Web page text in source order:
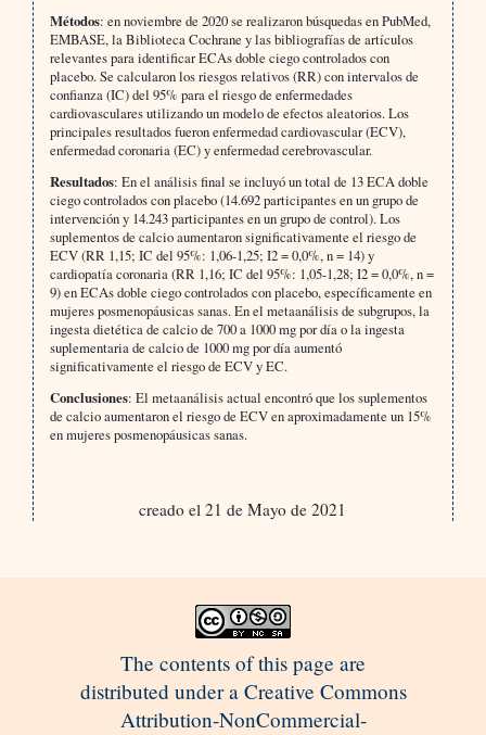
Métodos: en noviembre de 2020 se realizaron búsquedas en PubMed,
EMBASE, la Biblioteca Cochrane y las bibliografías de artículos
relevantes para identificar ECAs doble ciego controlados con
placebo. Se calcularon los riesgos relativos (RR) con intervalos de
confianza (IC) del 95% para el riesgo de enfermedades
cardiovasculares utilizando un modelo de efectos aleatorios. Los
principales resultados fueron enfermedad cardiovascular (ECV),
enfermedad coronaria (EC) y enfermedad cerebrovascular.
Resultados: En el análisis final se incluyó un total de 13 ECA doble
ciego controlados con placebo (14.692 participantes en un grupo de
intervención y 14.243 participantes en un grupo de control). Los
suplementos de calcio aumentaron significativamente el riesgo de
ECV (RR 1,15; IC del 95%: 1,06-1,25; I2 = 0,0%, n = 14) y
cardiopatía coronaria (RR 1,16; IC del 95%: 1,05-1,28; I2 = 0,0%, n =
9) en ECAs doble ciego controlados con placebo, específicamente en
mujeres posmenopáusicas sanas. En el metaanálisis de subgrupos, la
ingesta dietética de calcio de 700 a 1000 mg por día o la ingesta
suplementaria de calcio de 1000 mg por día aumentó
significativamente el riesgo de ECV y EC.
Conclusiones: El metaanálisis actual encontró que los suplementos
de calcio aumentaron el riesgo de ECV en aproximadamente un 15%
en mujeres posmenopáusicas sanas.
creado el 21 de Mayo de 2021
The contents of this page are
distributed under a Creative Commons
Attribution-NonCommercial-